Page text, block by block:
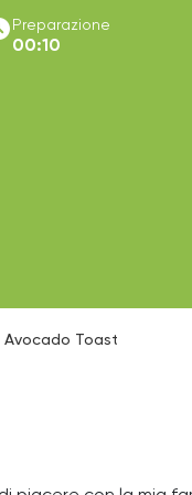
Preparazione
00:10
Avocado Toast